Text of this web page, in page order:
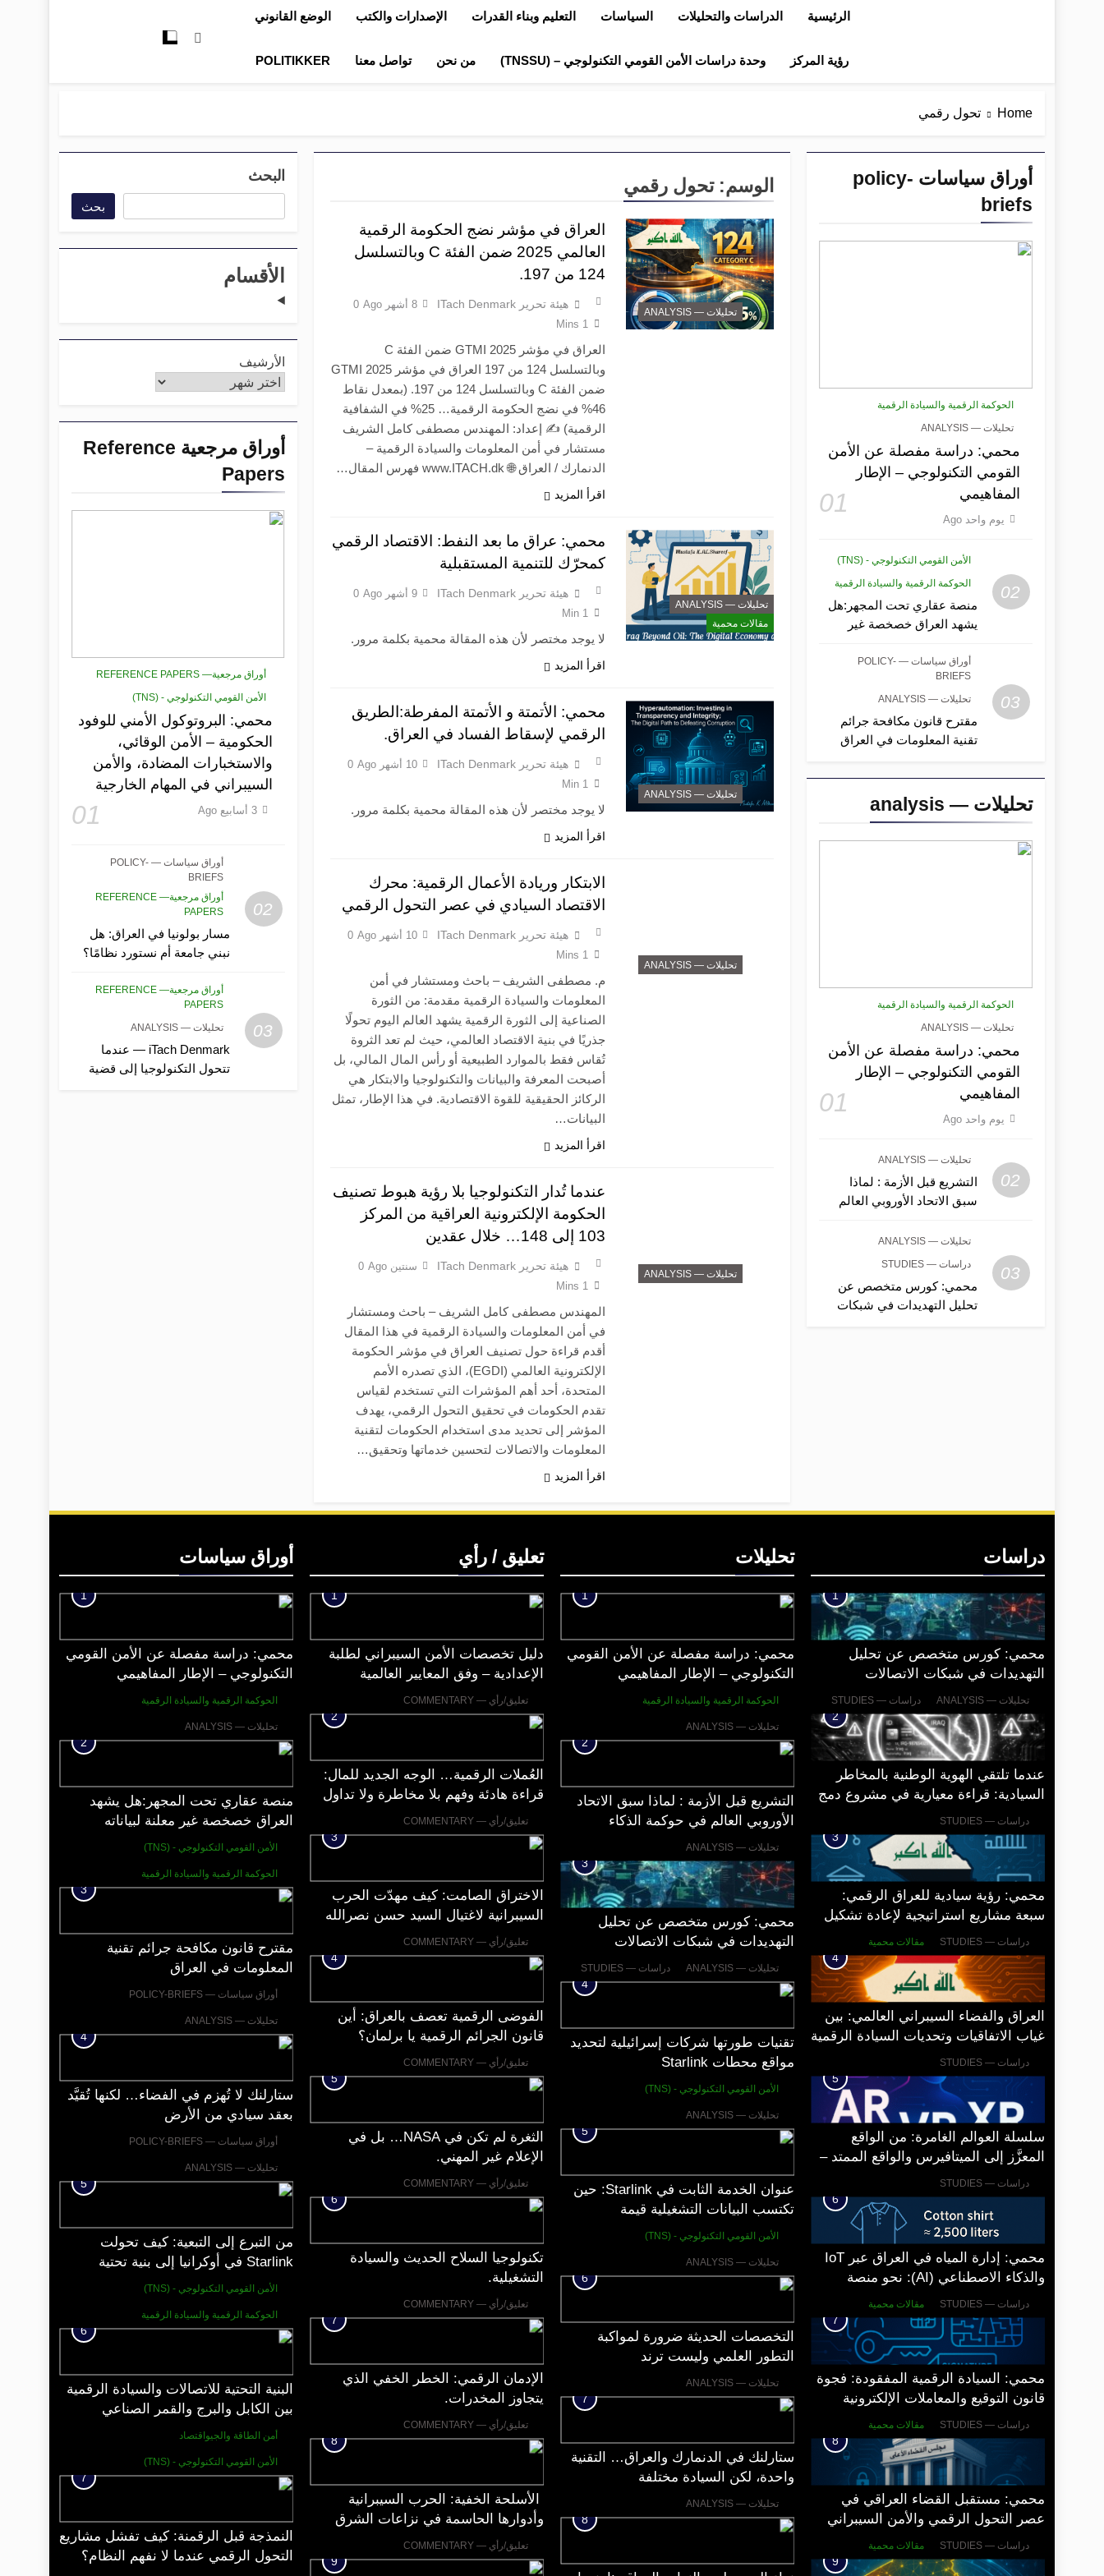
الرئيسية الدراسات والتحليلات السياسات التعليم وبناء القدرات الإصدارات والكتب الوضع القانوني
رؤية المركز وحدة دراسات الأمن القومي التكنولوجي – (TNSSU) من نحن تواصل معنا POLITIKKER
Home تحول رقمي
أوراق سياسات policy-
briefs
الحوكمة الرقمية والسيادة الرقمية
تحليلات — ANALYSIS
محمي: دراسة مفصلة عن الأمن
القومي التكنولوجي – الإطار
المفاهيمي
01
يوم واحد Ago
02
الأمن القومي التكنولوجي - (TNS)
الحوكمة الرقمية والسيادة الرقمية
منصة عقاري تحت المجهر:هل
يشهد العراق خصخصة غير
القيمة الأمنية؟
03
أوراق سياسات — POLICY-
BRIEFS
تحليلات — ANALYSIS
مقترح قانون مكافحة جرائم
تقنية المعلومات في العراق
تحليلات — analysis
الحوكمة الرقمية والسيادة الرقمية
تحليلات — ANALYSIS
محمي: دراسة مفصلة عن الأمن
القومي التكنولوجي – الإطار
المفاهيمي
01
يوم واحد Ago
02
تحليلات — ANALYSIS
التشريع قبل الأزمة : لماذا
سبق الاتحاد الأوروبي العالم
الاصطناعي؟
03
تحليلات — ANALYSIS
دراسات — STUDIES
محمي: كورس متخصص عن
تحليل التهديدات في شبكات
الوسم:تحول رقمي
تحليلات — ANALYSIS
العراق في مؤشر نضج الحكومة الرقمية
العالمي 2025 ضمن الفئة C وبالتسلسل
124 من 197.
هيئة تحرير ITach Denmark 8 أشهر Ago
0
1 Mins
العراق في مؤشر GTMI 2025 ضمن الفئة C
وبالتسلسل 124 من 197 العراق في مؤشر GTMI 2025
ضمن الفئة C وبالتسلسل 124 من 197. (بمعدل نقاط
46% في نضج الحكومة الرقمية… 25% في الشفافية
الرقمية) ✍️ إعداد: المهندس مصطفى كامل الشريف
مستشار في أمن المعلومات والسيادة الرقمية –
الدنمارك / العراق 🌐 www.ITACH.dk فهرس المقال…
اقرأ المزيد
تحليلات — ANALYSIS
مقالات محمية
محمي: عراق ما بعد النفط: الاقتصاد الرقمي
كمحرّك للتنمية المستقبلية
هيئة تحرير ITach Denmark 9 أشهر Ago
0
1 Min
لا يوجد مختصر لأن هذه المقالة محمية بكلمة مرور.
اقرأ المزيد
تحليلات — ANALYSIS
محمي: الأتمتة و الأتمتة المفرطة:الطريق
الرقمي لإسقاط الفساد في العراق.
هيئة تحرير ITach Denmark 10 أشهر Ago
0
1 Min
لا يوجد مختصر لأن هذه المقالة محمية بكلمة مرور.
اقرأ المزيد
تحليلات — ANALYSIS
الابتكار وريادة الأعمال الرقمية: محرك
الاقتصاد السيادي في عصر التحول الرقمي
هيئة تحرير ITach Denmark 10 أشهر Ago
0
1 Mins
م. مصطفى الشريف – باحث ومستشار في أمن
المعلومات والسيادة الرقمية مقدمة: من الثورة
الصناعية إلى الثورة الرقمية يشهد العالم اليوم تحولًا
جذريًا في بنية الاقتصاد العالمي، حيث لم تعد الثروة
تُقاس فقط بالموارد الطبيعية أو رأس المال المالي، بل
أصبحت المعرفة والبيانات والتكنولوجيا والابتكار هي
الركائز الحقيقية للقوة الاقتصادية. في هذا الإطار، تمثل
البيانات…
اقرأ المزيد
تحليلات — ANALYSIS
عندما تُدار التكنولوجيا بلا رؤية هبوط تصنيف
الحكومة الإلكترونية العراقية من المركز
103 إلى 148… خلال عقدين
هيئة تحرير ITach Denmark سنتين Ago
0
1 Mins
المهندس مصطفى كامل الشريف – باحث ومستشار
في أمن المعلومات والسيادة الرقمية في هذا المقال
أقدم قراءة حول تصنيف العراق في مؤشر الحكومة
الإلكترونية العالمي (EGDI)، الذي تصدره الأمم
المتحدة، أحد أهم المؤشرات التي تستخدم لقياس
تقدم الحكومات في تحقيق التحول الرقمي، يهدف
المؤشر إلى تحديد مدى استخدام الحكومات لتقنية
المعلومات والاتصالات لتحسين خدماتها وتحقيق…
اقرأ المزيد
البحث
بحث
الأقسام
الأرشيف
أوراق مرجعية Reference
Papers
أوراق مرجعية— REFERENCE PAPERS
الأمن القومي التكنولوجي - (TNS)
محمي: البروتوكول الأمني للوفود
الحكومية – الأمن الوقائي،
والاستخبارات المضادة، والأمن
السيبراني في المهام الخارجية
01 3 أسابيع Ago
02
أوراق سياسات — POLICY-
BRIEFS
أوراق مرجعية— REFERENCE
PAPERS
مسار بولونيا في العراق: هل
نبني جامعة أم نستورد نظامًا؟
03
أوراق مرجعية— REFERENCE
PAPERS
تحليلات — ANALYSIS
iTach Denmark — عندما
تتحول التكنولوجيا إلى قضية
دراسات
1
محمي: كورس متخصص عن تحليل
التهديدات في شبكات الاتصالات
المحمولة
تحليلات — ANALYSIS دراسات — STUDIES
2
عندما تلتقي الهوية الوطنية بالمخاطر
السيادية: قراءة معيارية في مشروع دمج
البطاقة الوطنية مع بطاقة السكن
دراسات — STUDIES
3
محمي: رؤية سيادية للعراق الرقمي:
سبعة مشاريع استراتيجية لإعادة تشكيل
مؤسسات الجمهورية الرقمية.
دراسات — STUDIES مقالات محمية
4
العراق والفضاء السيبراني العالمي: بين
غياب الاتفاقيات وتحديات السيادة الرقمية
دراسات — STUDIES
5
سلسلة العوالم الغامرة: من الواقع
المعزَّز إلى الميتافيرس والواقع الممتد –
ملخّص سيادي وتوصيات
دراسات — STUDIES
6
محمي: إدارة المياه في العراق عبر IoT
والذكاء الاصطناعي (AI): نحو منصة
وطنية للبصمة المائية
دراسات — STUDIES مقالات محمية
7
محمي: السيادة الرقمية المفقودة: فجوة
قانون التوقيع والمعاملات الإلكترونية
العراقي أمام eIDAS 2.0
دراسات — STUDIES مقالات محمية
8
محمي: مستقبل القضاء العراقي في
عصر التحول الرقمي والأمن السيبراني
دراسات — STUDIES مقالات محمية
9
تحليلات
1
محمي: دراسة مفصلة عن الأمن القومي
التكنولوجي – الإطار المفاهيمي
الحوكمة الرقمية والسيادة الرقمية
تحليلات — ANALYSIS
2
التشريع قبل الأزمة : لماذا سبق الاتحاد
الأوروبي العالم في حوكمة الذكاء
الاصطناعي؟
تحليلات — ANALYSIS
3
محمي: كورس متخصص عن تحليل
التهديدات في شبكات الاتصالات
المحمولة
تحليلات — ANALYSIS دراسات — STUDIES
4
تقنيات طورتها شركات إسرائيلية لتحديد
مواقع محطات Starlink
الأمن القومي التكنولوجي - (TNS)
تحليلات — ANALYSIS
5
عنوان الخدمة الثابت في Starlink: حين
تكتسب البيانات التشغيلية قيمة
استخباراتية محتملة
الأمن القومي التكنولوجي - (TNS)
تحليلات — ANALYSIS
6
التخصصات الحديثة ضرورة لمواكبة
التطور العلمي وليست ترند
تحليلات — ANALYSIS
7
ستارلنك في الدنمارك والعراق… التقنية
واحدة، لكن السيادة مختلفة
تحليلات — ANALYSIS
8
تعليق / رأي
1
دليل تخصصات الأمن السيبراني لطلبة
الإعدادية – وفق المعايير العالمية
تعليق/رأي — COMMENTARY
2
العُملات الرقمية… الوجه الجديد للمال:
قراءة هادئة وفهم بلا مخاطرة ولا تداول
تعليق/رأي — COMMENTARY
3
الاختراق الصامت: كيف مهدّت الحرب
السيبرانية لاغتيال السيد حسن نصرالله
تعليق/رأي — COMMENTARY
4
الفوضى الرقمية تعصف بالعراق: أين
قانون الجرائم الرقمية يا برلمان؟
تعليق/رأي — COMMENTARY
5
الثغرة لم تكن في NASA… بل في
الإعلام غير المهني.
تعليق/رأي — COMMENTARY
6
تكنولوجيا السلاح الحديث والسيادة
التشغيلية.
تعليق/رأي — COMMENTARY
7
الإدمان الرقمي: الخطر الخفي الذي
يتجاوز المخدرات.
تعليق/رأي — COMMENTARY
8
الأسلحة الخفية: الحرب السيبرانية
وأدوارها الحاسمة في نزاعات الشرق
الأوسط
تعليق/رأي — COMMENTARY
9
أوراق سياسات
1
محمي: دراسة مفصلة عن الأمن القومي
التكنولوجي – الإطار المفاهيمي
الحوكمة الرقمية والسيادة الرقمية
تحليلات — ANALYSIS
2
منصة عقاري تحت المجهر:هل يشهد
العراق خصخصة غير معلنة لبياناته
العقارية ذات القيمة الأمنية؟
الأمن القومي التكنولوجي - (TNS)
الحوكمة الرقمية والسيادة الرقمية
3
مقترح قانون مكافحة جرائم تقنية
المعلومات في العراق
أوراق سياسات — POLICY-BRIEFS
تحليلات — ANALYSIS
4
ستارلنك لا تُهزم في الفضاء… لكنها تُقيَّد
بعقد سيادي من الأرض
أوراق سياسات — POLICY-BRIEFS
تحليلات — ANALYSIS
5
من التبرع إلى التبعية: كيف تحولت
Starlink في أوكرانيا إلى بنية تحتية
استراتيجية خارج السيادة الوطنية؟
الأمن القومي التكنولوجي - (TNS)
الحوكمة الرقمية والسيادة الرقمية
6
البنية التحتية للاتصالات والسيادة الرقمية
بين الكابل والبرج والقمر الصناعي
أمن الطاقة والجيواقتصاد
الأمن القومي التكنولوجي - (TNS)
7
النمذجة قبل الرقمنة: كيف تفشل مشاريع
التحول الرقمي عندما لا نفهم النظام؟